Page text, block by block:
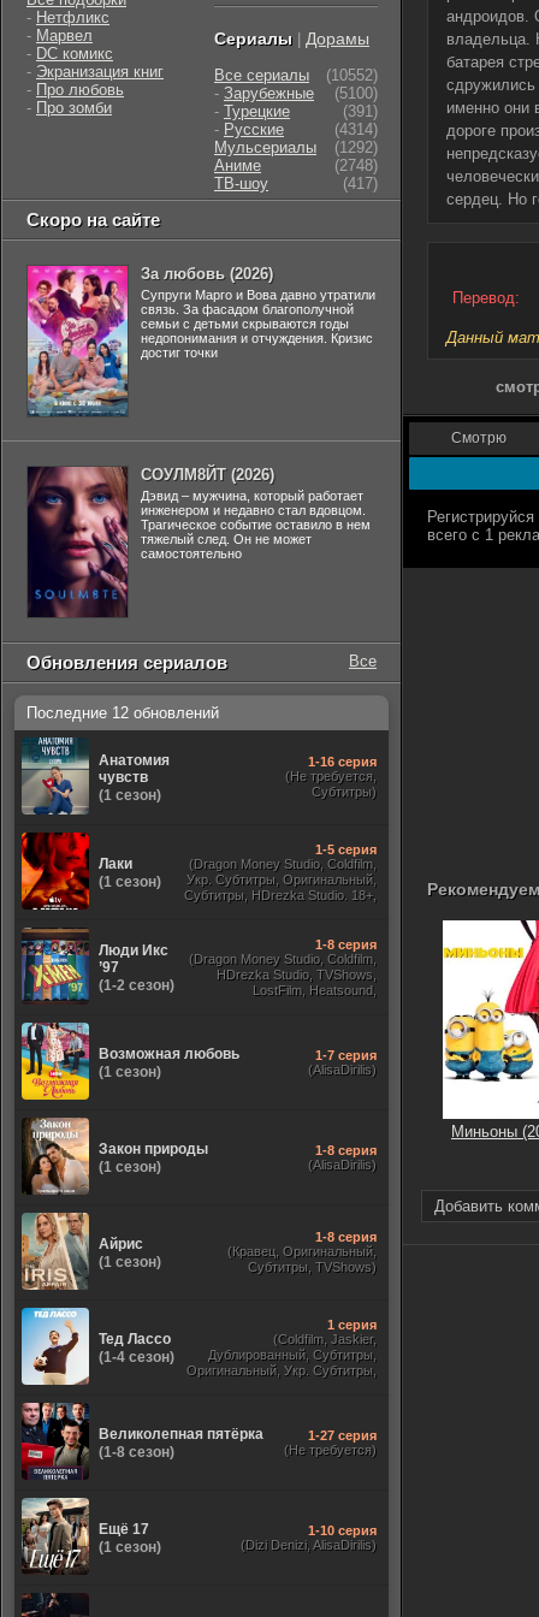
андроидов.
владельца.
батарея
именно они
дороге
сердец. Но
Перевод:
Данный
Смотрю
Миньоны
Добавить
- Нетфликс
- Марвел
- DC комикс
- Экранизация книг
- Про любовь
- Про зомби
Сериалы Дорамы
Все сериалы
(10552)
- Зарубежные
(5100)
- Турецкие
(391)
- Русские
(4314)
Мульсериалы
(1292)
Аниме
(2748)
ТВ-шоу
(417)
Скоро на сайте
За любовь (2026)
Супруги Марго и Вова давно утратили
связь. За фасадом благополучной
семьи с детьми скрываются годы
недопонимания и отчуждения. Кризис
достиг точки
СОУЛМ8ЙТ (2026)
Дэвид – мужчина, который работает
инженером и недавно стал вдовцом.
Трагическое событие оставило в нем
тяжелый след. Он не может
самостоятельно
Обновления сериалов Все
Последние 12 обновлений
Анатомия
чувств
(1 сезон)
1-16 серия
(Не требуется,
Субтитры)
Лаки
(1 сезон)
1-5 серия
(Dragon Money Studio, Coldfilm,
Укр. Субтитры, Оригинальный,
Субтитры, HDrezka Studio. 18+,
Люди Икс
’97
(1-2 сезон)
1-8 серия
(Dragon Money Studio, Coldfilm,
HDrezka Studio, TVShows,
LostFilm, Heatsound,
Возможная любовь
(1 сезон)
1-7 серия
(AlisaDirilis)
Закон природы
(1 сезон)
1-8 серия
(AlisaDirilis)
Айрис
(1 сезон)
1-8 серия
(Кравец, Оригинальный,
Субтитры, TVShows)
Тед Лассо
(1-4 сезон)
1 серия
(Coldfilm, Jaskier,
Дублированный, Субтитры,
Оригинальный, Укр. Субтитры,
Великолепная пятёрка
(1-8 сезон)
1-27 серия
(Не требуется)
Ещё 17
(1 сезон)
1-10 серия
(Dizi Denizi, AlisaDirilis)